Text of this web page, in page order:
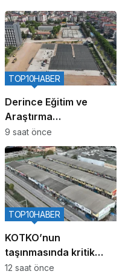
Derince Eğitim ve
Araştırma
Hastanesinin yanına
120 yataklı yeni tesis
TOP10HABER
9 saat önce
KOTKO’nun
taşınmasında kritik
adım: Büyükşehir’den
TOP10HABER
12 saat önce